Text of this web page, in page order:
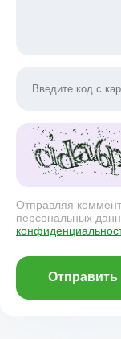
Отправляя
персональных
Отправить